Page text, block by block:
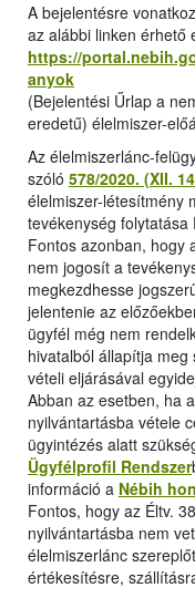
A bejelentésre
az alábbi linken érhető
https://
anyok
(Bejelentési Űrlap a
eredetű) élelmiszer-
Az élelmiszerlánc-
szóló 578/2020. (XII.
élelmiszer-létesítmény
tevékenység
Fontos azonban, hogy
nem jogosít a
megkezdhesse
jelentenie az
ügyfél még nem
hivatalból állapítja
vételi eljárásával
Abban az esetben, ha
nyilvántartásba vétele
ügyintézés alatt
Ügyfélprofil Rendszer
információ a Nébih
Fontos, hogy az Éltv.
nyilvántartásba nem
élelmiszerlánc
értékesítésre,